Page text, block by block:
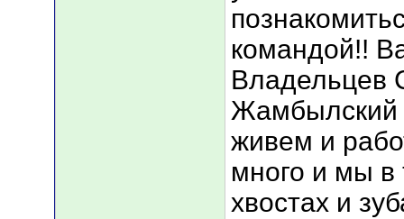
командой!!
Владельцев
живем и
много и мы в
хвостах и